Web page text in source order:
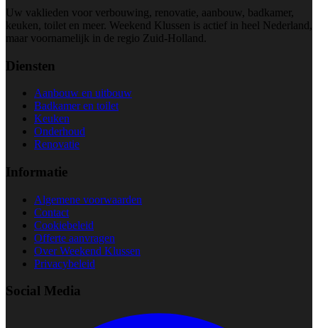
Uw vaklieden voor verbouwing, renovatie, aanbouw, badkamer,
keuken, toilet en meer. Weekend Klussen is actief in heel Nederland,
maar voornamelijk in de regio Zuid-Holland.
Diensten
Aanbouw en uitbouw
Badkamer en toilet
Keuken
Onderhoud
Renovatie
Informatie
Algemene voorwaarden
Contact
Cookiebeleid
Offerte aanvragen
Over Weekend Klussen
Privacybeleid
Social Media